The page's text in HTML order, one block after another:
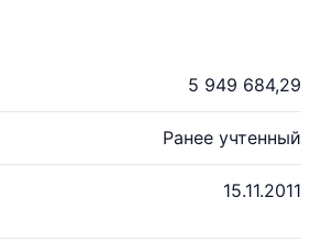
5 949 684,29
Ранее учтенный
15.11.2011